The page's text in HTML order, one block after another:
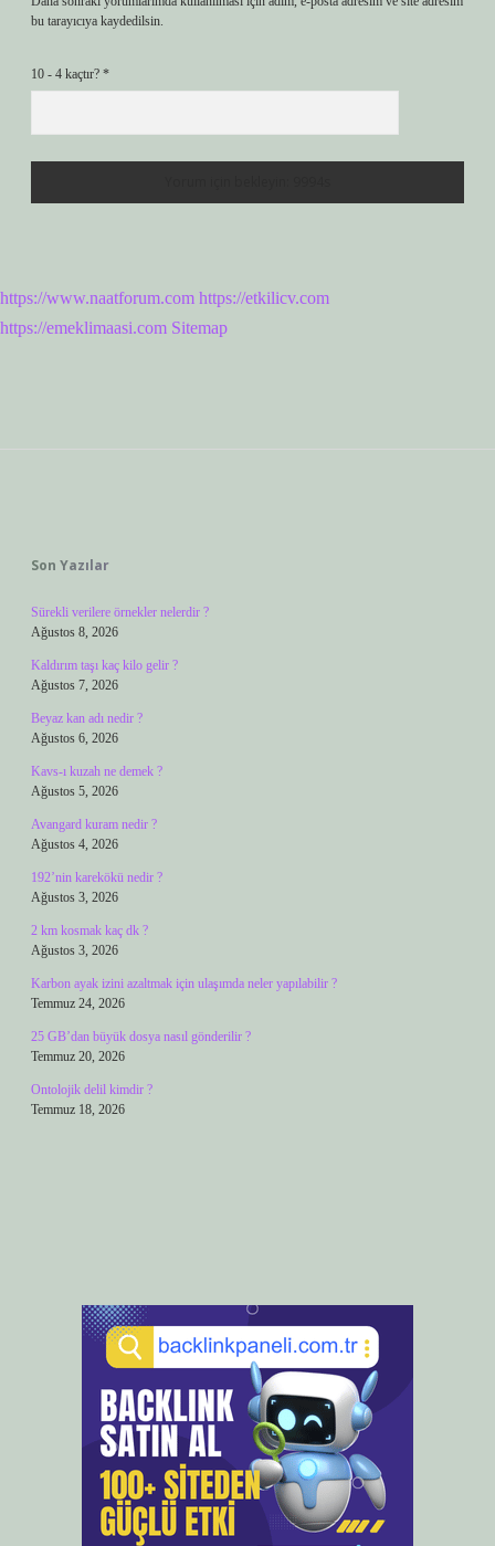
bu tarayıcıya kaydedilsin.
10 - 4 kaçtır? *
https://www.naatforum.com https://etkilicv.com
https://emeklimaasi.com Sitemap
Son Yazılar
Sürekli verilere örnekler nelerdir ?
Ağustos 8, 2026
Kaldırım taşı kaç kilo gelir ?
Ağustos 7, 2026
Beyaz kan adı nedir ?
Ağustos 6, 2026
Kavs-ı kuzah ne demek ?
Ağustos 5, 2026
Avangard kuram nedir ?
Ağustos 4, 2026
192’nin karekökü nedir ?
Ağustos 3, 2026
2 km kosmak kaç dk ?
Ağustos 3, 2026
Karbon ayak izini azaltmak için ulaşımda neler yapılabilir ?
Temmuz 24, 2026
25 GB’dan büyük dosya nasıl gönderilir ?
Temmuz 20, 2026
Ontolojik delil kimdir ?
Temmuz 18, 2026